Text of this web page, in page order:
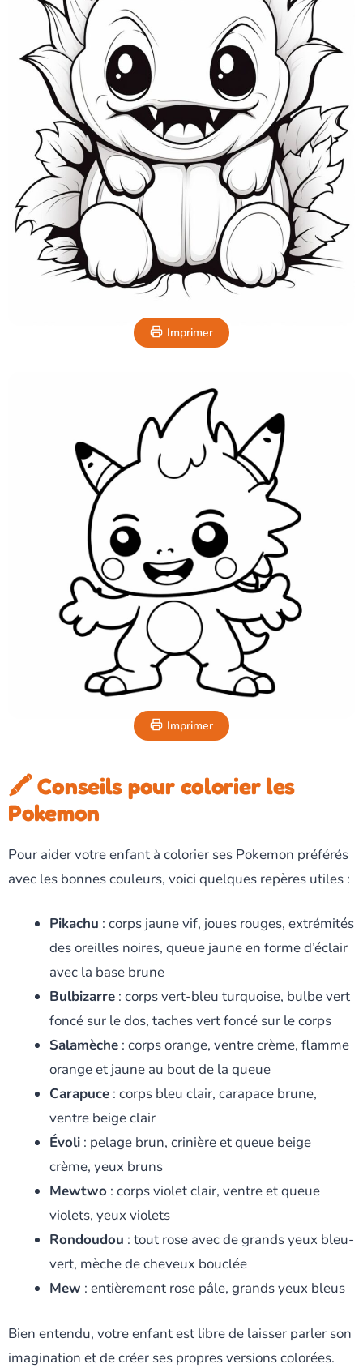
Imprimer
Imprimer
🖍️ Conseils pour colorier les
Pokemon
Pour aider votre enfant à colorier ses Pokemon préférés
avec les bonnes couleurs, voici quelques repères utiles :
Pikachu : corps jaune vif, joues rouges, extrémités
des oreilles noires, queue jaune en forme d’éclair
avec la base brune
Bulbizarre : corps vert-bleu turquoise, bulbe vert
foncé sur le dos, taches vert foncé sur le corps
Salamèche : corps orange, ventre crème, flamme
orange et jaune au bout de la queue
Carapuce : corps bleu clair, carapace brune,
ventre beige clair
Évoli : pelage brun, crinière et queue beige
crème, yeux bruns
Mewtwo : corps violet clair, ventre et queue
violets, yeux violets
Rondoudou : tout rose avec de grands yeux bleu-
vert, mèche de cheveux bouclée
Mew : entièrement rose pâle, grands yeux bleus
Bien entendu, votre enfant est libre de laisser parler son
imagination et de créer ses propres versions colorées.